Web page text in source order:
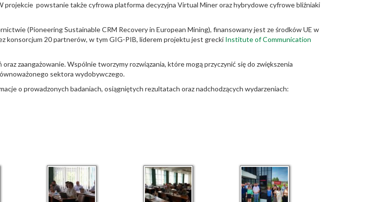
projekcie powstanie także cyfrowa platforma decyzyjna Virtual Miner oraz hybrydowe cyfrowe bliźniaki
(Pioneering Sustainable CRM Recovery in European Mining), finansowany jest ze środków UE w
konsorcjum 20 partnerów, w tym GIG-PIB, liderem projektu jest grecki Institute of Communication
zaangażowanie. Wspólnie tworzymy rozwiązania, które mogą przyczynić się do zwiększenia
sektora wydobywczego.
o prowadzonych badaniach, osiągniętych rezultatach oraz nadchodzących wydarzeniach: